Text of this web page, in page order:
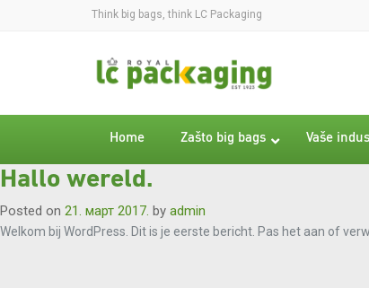
Think big bags, think LC Packaging
Home Zašto big bags Vaše
Hallo wereld.
Posted on 21. март 2017. by admin
Welkom bij WordPress. Dit is je eerste bericht. Pas het aan of